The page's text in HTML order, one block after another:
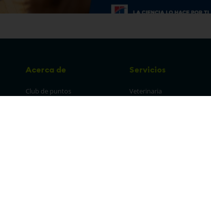
Acerca de
Club de puntos
Servicios
Veterinaria